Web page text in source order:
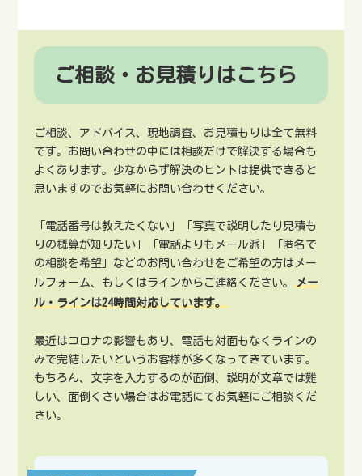
ご相談・お見積りはこちら
ご相談、アドバイス、現地調査、お見積もりは全て無料
です。お問い合わせの中には相談だけで解決する場合も
よくあります。少なからず解決のヒントは提供できると
思いますのでお気軽にお問い合わせください。
「電話番号は教えたくない」「写真で説明したり見積も
りの概算が知りたい」「電話よりもメール派」「匿名で
の相談を希望」などのお問い合わせをご希望の方はメー
ルフォーム、もしくはラインからご連絡ください。
メー
ル・ラインは24時間対応しています。
最近はコロナの影響もあり、電話も対面もなくラインの
みで完結したいというお客様が多くなってきています。
もちろん、文字を入力するのが面倒、説明が文章では難
しい、面倒くさい場合はお電話にてお気軽にご相談くだ
さい。